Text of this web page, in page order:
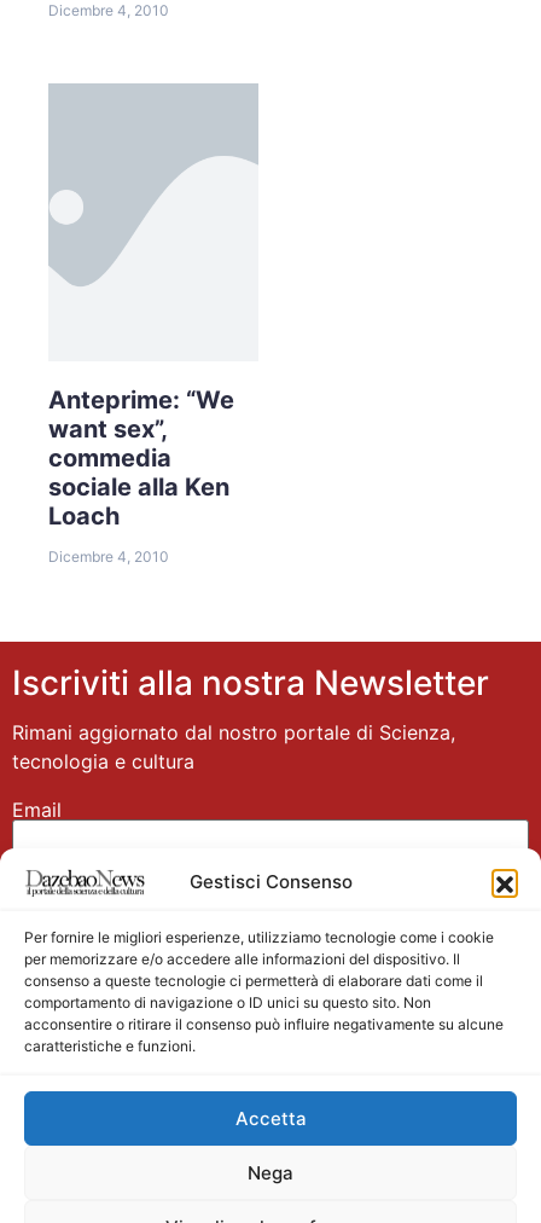
Gestisci Consenso
Per fornire le migliori esperienze, utilizziamo tecnologie come i cookie
per memorizzare e/o accedere alle informazioni del dispositivo. Il
consenso a queste tecnologie ci permetterà di elaborare dati come il
comportamento di navigazione o ID unici su questo sito. Non
acconsentire o ritirare il consenso può influire negativamente su alcune
caratteristiche e funzioni.
Accetta
Nega
Dicembre 4, 2010
Anteprime: “We
want sex”,
commedia
sociale alla Ken
Loach
Dicembre 4, 2010
Iscriviti alla nostra Newsletter
Rimani aggiornato dal nostro portale di Scienza,
tecnologia e cultura
Email
Nome
Main partner